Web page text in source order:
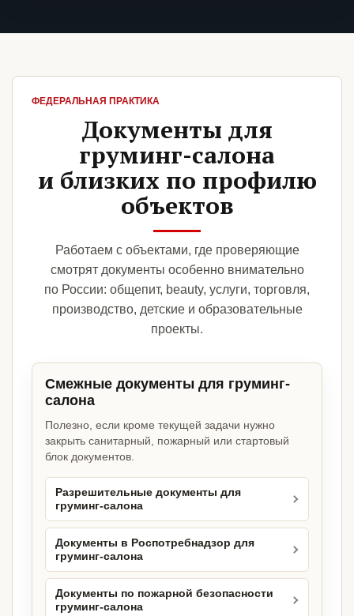
ФЕДЕРАЛЬНАЯ ПРАКТИКА
Документы для
груминг-салона
и близких по профилю
объектов
Работаем с объектами, где проверяющие
смотрят документы особенно внимательно
по России: общепит, beauty, услуги, торговля,
производство, детские и образовательные
проекты.
Смежные документы для груминг-
салона
Полезно, если кроме текущей задачи нужно
закрыть санитарный, пожарный или стартовый
блок документов.
Разрешительные документы для
груминг-салона
Документы в Роспотребнадзор для
груминг-салона
Документы по пожарной безопасности
груминг-салона